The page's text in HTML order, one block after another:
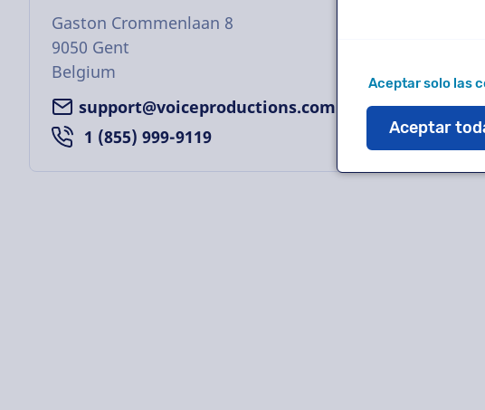
Gaston Crommenlaan 8
9050 Gent
Belgium
support@voiceproductions.com
1 (855) 999-9119
Aceptar solo las
Aceptar